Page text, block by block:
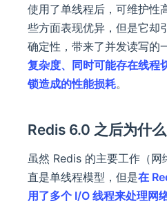
使用了单线程后，可维护性
些方面表现优异，但是它却
确定性，带来了并发读写的
复杂度、同时可能存在线程
锁造成的性能损耗。
Redis 6.0 之后为什
虽然 Redis 的主要工作（
直是单线程模型，但是在
用了多个 I/O 线程来处理网